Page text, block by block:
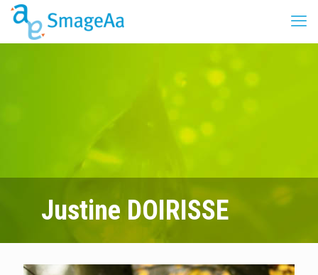
Justine DOIRISSE